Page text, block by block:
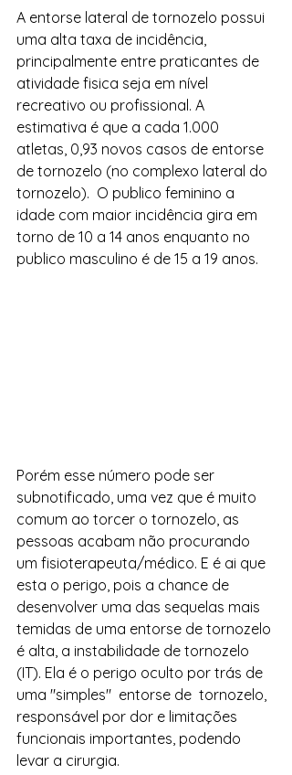
A entorse lateral de tornozelo possui
uma alta taxa de incidência,
principalmente entre praticantes de
atividade fisica seja em nível
recreativo ou profissional. A
estimativa é que a cada 1.000
atletas, 0,93 novos casos de entorse
de tornozelo (no complexo lateral do
tornozelo).  O publico feminino a
idade com maior incidência gira em
torno de 10 a 14 anos enquanto no
publico masculino é de 15 a 19 anos.
Porém esse número pode ser
subnotificado, uma vez que é muito
comum ao torcer o tornozelo, as
pessoas acabam não procurando
um fisioterapeuta/médico. E é ai que
esta o perigo, pois a chance de
desenvolver uma das sequelas mais
temidas de uma entorse de tornozelo
é alta, a instabilidade de tornozelo
(IT). Ela é o perigo oculto por trás de
uma "simples"  entorse de  tornozelo,
responsável por dor e limitações
funcionais importantes, podendo
levar a cirurgia.